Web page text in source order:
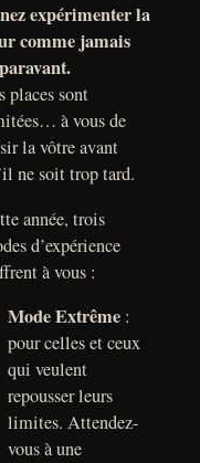
expérimenter la
comme jamais
places sont
à vous de
la vôtre avant
ne soit trop tard.
année, trois
d’expérience
à vous :
Mode Extrême:
pour celles et ceux
qui veulent
repousser leurs
limites. Attendez-
vous à une